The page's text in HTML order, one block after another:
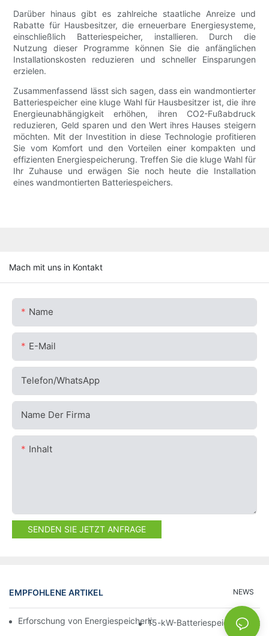
Darüber hinaus gibt es zahlreiche staatliche Anreize und
Rabatte für Hausbesitzer, die erneuerbare Energiesysteme,
einschließlich Batteriespeicher, installieren. Durch die
Nutzung dieser Programme können Sie die anfänglichen
Installationskosten reduzieren und schneller Einsparungen
erzielen.
Zusammenfassend lässt sich sagen, dass ein wandmontierter
Batteriespeicher eine kluge Wahl für Hausbesitzer ist, die ihre
Energieunabhängigkeit erhöhen, ihren CO2-Fußabdruck
reduzieren, Geld sparen und den Wert ihres Hauses steigern
möchten. Mit der Investition in diese Technologie profitieren
Sie vom Komfort und den Vorteilen einer kompakten und
effizienten Energiespeicherung. Treffen Sie die kluge Wahl für
Ihr Zuhause und erwägen Sie noch heute die Installation
eines wandmontierten Batteriespeichers.
Mach mit uns in Kontakt
Name
E-Mail
Telefon/WhatsApp
Name Der Firma
Inhalt
SENDEN SIE JETZT ANFRAGE
EMPFOHLENE ARTIKEL NEWS
Erforschung von Energiespeicherlösungen für eine nachhaltige
15-kW-Batteriespeicher: Ideal